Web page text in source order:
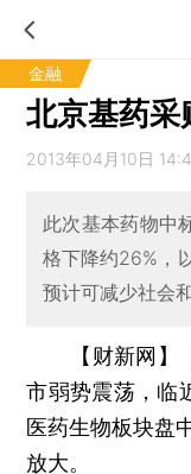
金融
北京基药
2013年04月10日
此次基本药物中
格下降约26%，
预计可减少社会
【财新网】
市弱势震荡，临
医药生物板块盘
放大。